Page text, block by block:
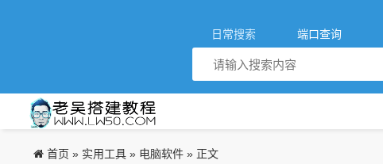
日常搜索 端口查询
首页 » 实用工具 » 电脑软件 » 正文